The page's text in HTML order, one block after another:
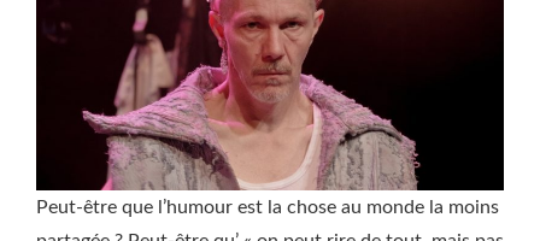
Peut-être que l’humour est la chose au monde la moins